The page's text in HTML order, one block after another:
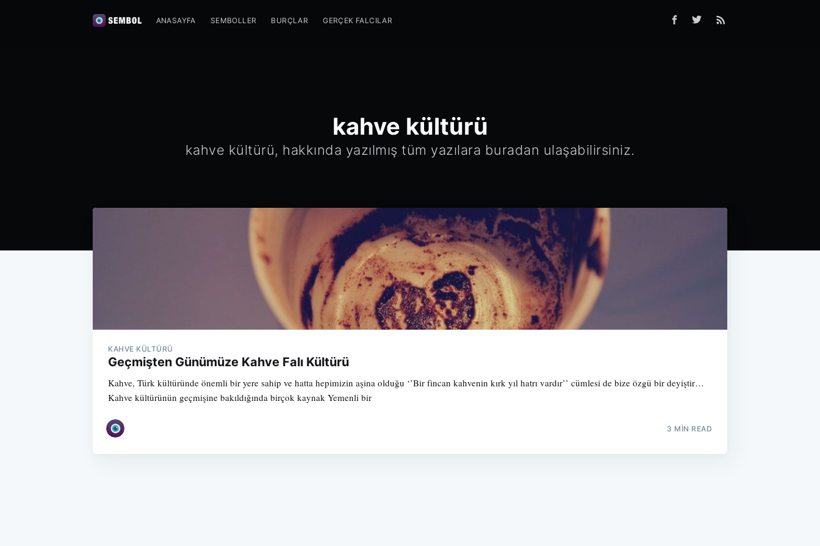
ANASAYFA SEMBOLLER BURÇLAR GERÇEK FALCILAR
kahve kültürü
kahve kültürü, hakkında yazılmış tüm yazılara buradan ulaşabilirsiniz.
KAHVE KÜLTÜRÜ
Geçmişten Günümüze Kahve Falı Kültürü
Kahve, Türk kültüründe önemli bir yere sahip ve hatta hepimizin aşina olduğu ‘’Bir fincan kahvenin kırk yıl hatrı vardır’’ cümlesi de bize özgü bir deyiştir…
Kahve kültürünün geçmişine bakıldığında birçok kaynak Yemenli bir
3 MIN READ